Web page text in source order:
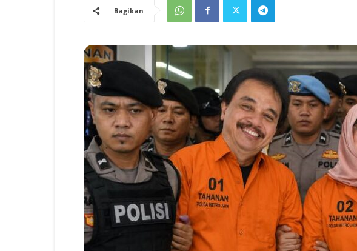
Bagikan